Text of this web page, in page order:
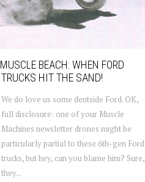
MUSCLE BEACH: WHEN FORD
TRUCKS HIT THE SAND!
We do love us some dentside Ford. OK,
full disclosure: one of your Muscle
Machines newsletter drones might be
particularly partial to these 6th-gen Ford
trucks, but hey, can you blame him? Sure,
they...